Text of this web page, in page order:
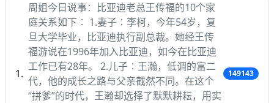
周姐今日说事：比亚迪老总王传福的10个家
庭关系如下∶ 1.妻子∶李柯，今年54岁，复
旦大学毕业，比亚迪执行副总裁。她经王传
福游说在1996年加入比亚迪，如今在比亚迪
工作已有28年。 2.儿子∶王瀚，低调的富二
代，他的成长之路与父亲截然不同。在这个
“拼爹”的时代，王瀚却选择了默默耕耘，用实
149143